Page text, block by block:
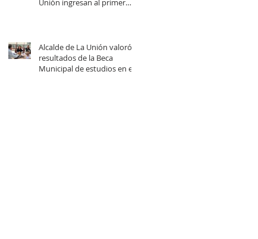
Unión ingresan al primer
Alcalde de La Unión valoró
resultados de la Beca
Municipal de estudios en el